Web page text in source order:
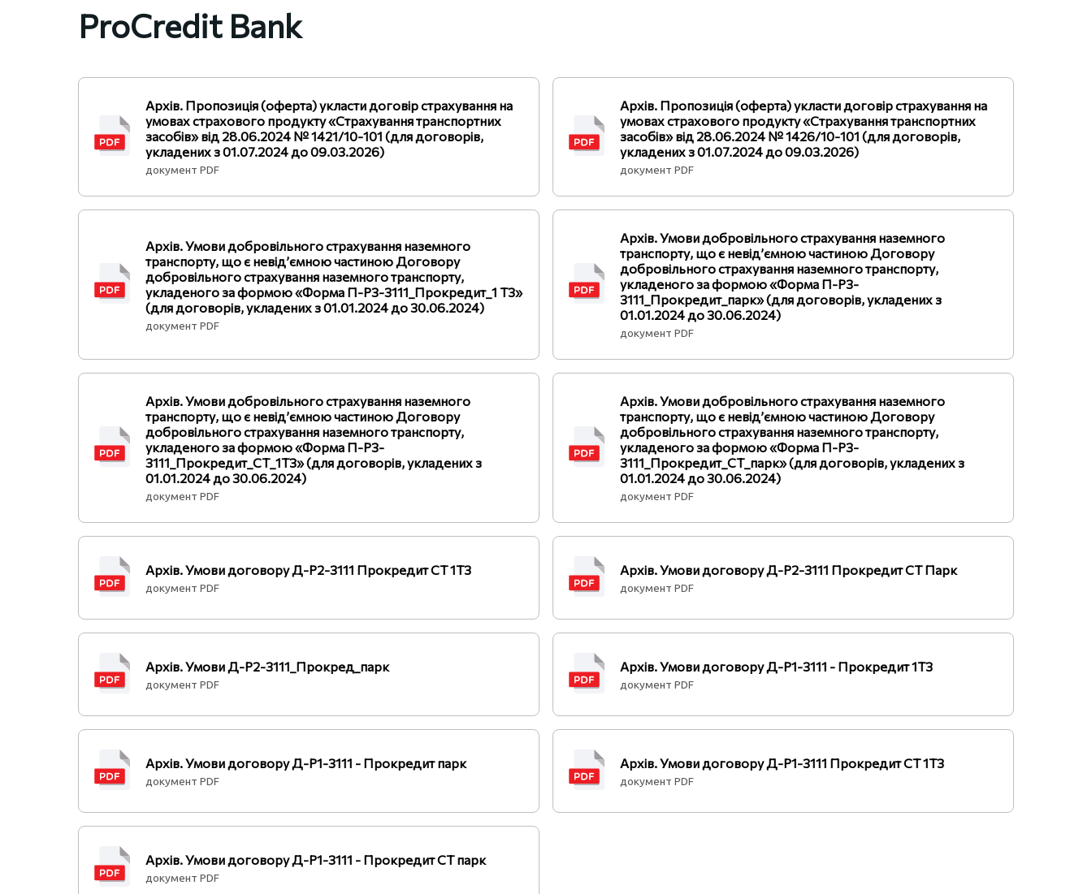
ProCredit Bank
Архів. Пропозиція (оферта) укласти договір страхування на
умовах страхового продукту «Страхування транспортних
засобів» від 28.06.2024 № 1421/10-101 (для договорів,
укладених з 01.07.2024 до 09.03.2026)
документ PDF
Архів. Пропозиція (оферта) укласти договір страхування на
умовах страхового продукту «Страхування транспортних
засобів» від 28.06.2024 № 1426/10-101 (для договорів,
укладених з 01.07.2024 до 09.03.2026)
документ PDF
Архів. Умови добровільного страхування наземного
транспорту, що є невід’ємною частиною Договору
добровільного страхування наземного транспорту,
укладеного за формою «Форма П-Р3-3111_Прокредит_1 ТЗ»
(для договорів, укладених з 01.01.2024 до 30.06.2024)
документ PDF
Архів. Умови добровільного страхування наземного
транспорту, що є невід’ємною частиною Договору
добровільного страхування наземного транспорту,
укладеного за формою «Форма П-Р3-
3111_Прокредит_парк» (для договорів, укладених з
01.01.2024 до 30.06.2024)
документ PDF
Архів. Умови добровільного страхування наземного
транспорту, що є невід’ємною частиною Договору
добровільного страхування наземного транспорту,
укладеного за формою «Форма П-Р3-
3111_Прокредит_СТ_1ТЗ» (для договорів, укладених з
01.01.2024 до 30.06.2024)
документ PDF
Архів. Умови добровільного страхування наземного
транспорту, що є невід’ємною частиною Договору
добровільного страхування наземного транспорту,
укладеного за формою «Форма П-Р3-
3111_Прокредит_СТ_парк» (для договорів, укладених з
01.01.2024 до 30.06.2024)
документ PDF
Архів. Умови договору Д-Р2-3111 Прокредит СТ 1ТЗ
документ PDF
Архів. Умови договору Д-Р2-3111 Прокредит СТ Парк
документ PDF
Архів. Умови Д-Р2-3111_Прокред_парк
документ PDF
Архів. Умови договору Д-Р1-3111 - Прокредит 1ТЗ
документ PDF
Архів. Умови договору Д-Р1-3111 - Прокредит парк
документ PDF
Архів. Умови договору Д-Р1-3111 Прокредит СТ 1ТЗ
документ PDF
Архів. Умови договору Д-Р1-3111 - Прокредит СТ парк
документ PDF